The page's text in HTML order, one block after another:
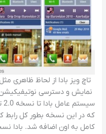
تاچ ویز بادا از لحاظ ظاهری
نمایش و دسترسی نوتیفیکیشن
که در این نسخه بطور کل رابط